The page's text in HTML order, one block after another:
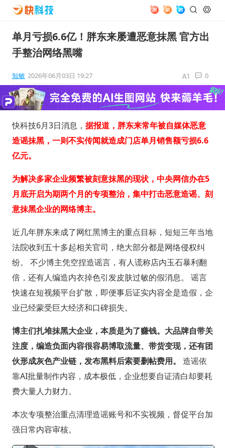
单月亏损6.6亿！胖东来屡遭恶意抹黑 官方出
手整治网络黑嘴
知敏 2026年06月03日 19:27 0
快科技6月3日消息， 据报道，胖东来常年被自媒体恶意
造谣抹黑，一则不实传闻就造成门店单月销售额亏损6.6
亿元。
为解决多家企业频繁被刻意抹黑的现状，中央网信办在5
月底开启为期两个月的专项整治，集中打击恶意造谣、刻
意抹黑企业的网络博主。
近几年胖东来成了网红黑博主的重点目标，短短三年当地
法院收到五十多起相关官司，绝大部分都是网络侵权纠
纷。 不少博主凭空捏造谣言，有人谎称店内玉石暴利翻
倍，还有人编造内衣掉色引发皮肤过敏的假消息。 谣言
快速在短视频平台扩散，即便事后证实内容全是造假，企
业已经蒙受巨大经济和口碑损失。
博主们扎堆抹黑大企业，本质是为了赚钱。大品牌自带关
注度，编造负面内容很容易博取流量、带货变现，还有团
伙形成灰色产业链，发布黑料后索要删帖费用。
造谣依
靠AI批量制作内容，成本极低，企业想要自证清白却要耗
费大量人力财力。
本次专项整治重点清理造谣账号和不实视频，督促平台加
强日常内容审核。